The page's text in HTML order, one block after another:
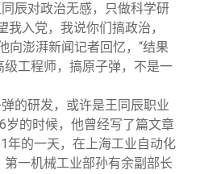
辰对政治无感，只做科学研
我入党，我说你们搞政治，
向澎湃新闻记者回忆，“结果
工程师，搞原子弹，不是一
的研发，或许是王同辰职业
岁的时候，他曾经写了篇文章
年的一天，在上海工业自动化
一机械工业部孙有余副部长